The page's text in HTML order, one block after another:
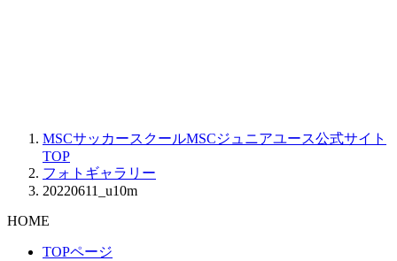
MSCサッカースクールMSCジュニアユース公式サイト
TOP
フォトギャラリー
20220611_u10m
HOME
TOPページ